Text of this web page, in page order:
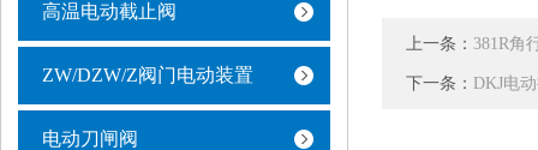
高温电动截止阀
ZW/DZW/Z阀门电动装置
电动刀闸阀
上一条： 381R角
下一条： DKJ电